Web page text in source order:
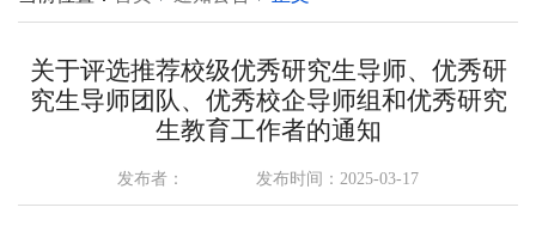
关于评选推荐校级优秀研究生导师、优秀研
究生导师团队、优秀校企导师组和优秀研究
生教育工作者的通知
发布者： 发布时间：2025-03-17